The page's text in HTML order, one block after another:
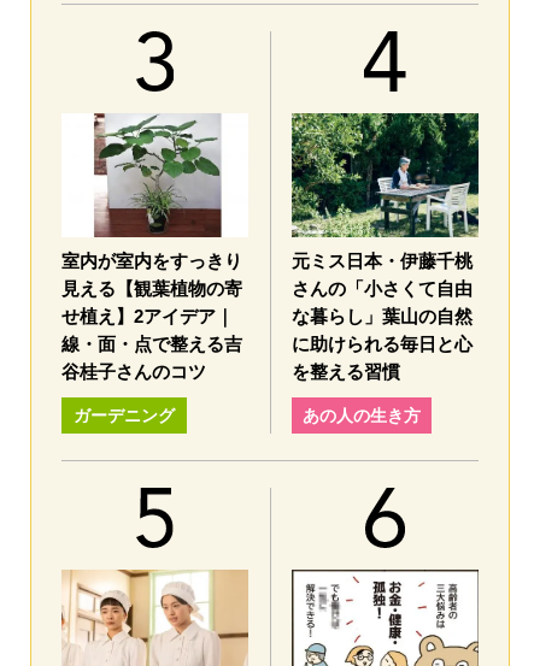
室内が室内をすっきり
見える【観葉植物の寄
せ植え】2アイデア｜
線・面・点で整える吉
谷桂子さんのコツ
ガーデニング
元ミス日本・伊藤千桃
さんの「小さくて自由
な暮らし」葉山の自然
に助けられる毎日と心
を整える習慣
あの人の生き方